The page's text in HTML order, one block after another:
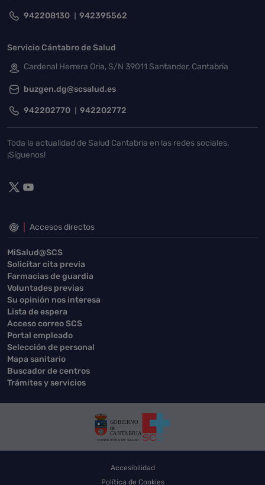
942208130 942395562
Servicio Cántabro de Salud
Cardenal Herrera Oria, S/N 39011 Santander, Cantabria
buzgen.dg@scsalud.es
942202770 942202772
Toda la actualidad de Salud Cantabria en las redes sociales.
¡Síguenos!
Accesos directos
MiSalud@SCS
Solicitar cita previa
Farmacias de guardia
Voluntades previas
Su opinión nos interesa
Lista de espera
Acceso correo SCS
Portal empleado
Selección de personal
Mapa sanitario
Buscador de centros
Trámites y servicios
Accesibilidad
Política de Cookies